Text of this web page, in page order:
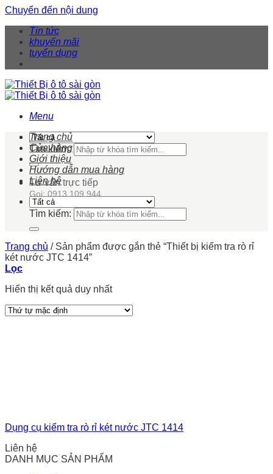
Chuyển đến nội dung
Tin tức
khuyến mãi
tuyển dụng
Menu
Tìm kiếm:
Tư vấn trực tiếp
Gọi: 0913 109 944
Trang chủ
Cửa hàng
Giới thiệu
Hướng dẫn mua hàng
Liên hệ
Tìm kiếm:
Trang chủ /Sản phẩm được gắn thẻ “Thiết bị kiểm tra rò rỉ
két nước JTC 1414”
Lọc
Hiển thị kết quả duy nhất
Dụng cụ kiểm tra rò rỉ két nước JTC 1414
Liên hệ
DANH MỤC SẢN PHẨM